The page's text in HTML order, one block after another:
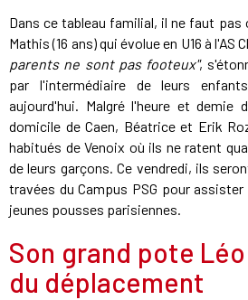
Dans ce tableau familial, il ne faut pas
Mathis (16 ans) qui évolue en U16 à l'AS
parents ne sont pas footeux",
par l'intermédiaire de leurs
aujourd'hui. Malgré l'heure et demie
domicile de Caen, Béatrice et Erik
habitués de Venoix où ils ne ratent
de leurs garçons. Ce vendredi, ils
travées du Campus PSG pour
jeunes pousses parisiennes.
Son grand pote
du déplacement